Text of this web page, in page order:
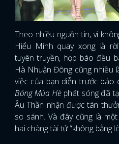
Theo nhiều nguồn tin, vì
Hiểu Minh quay xong là
tuyên truyền, họp báo đều
Hà Nhuận Đông cũng nhiều
việc của bạn diễn trước báo
Bóng Mùa Hè phát sóng đã
Âu Thần nhận được tán
so sánh. Và đây cũng là
hai chàng tài tử “không bằng